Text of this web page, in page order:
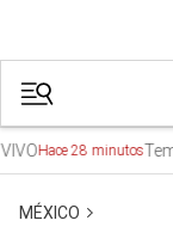
Hace 28 minutos
MÉXICO